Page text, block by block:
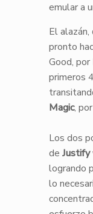
emular a
El
pronto
Good,
primeros
Magic,
Los dos
de Justify
logrando
lo